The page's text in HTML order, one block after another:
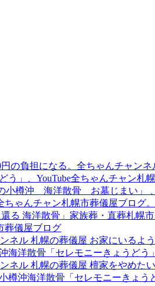
の負担になる。全ちゃんチャン
」、YouTube全ちゃんチャン札
小樽沖 海洋散骨 お墓じまい」
ゃんチャン札幌市葬儀屋ブログ。
る 海洋散骨」家族葬・直葬札
葬儀屋ブログ
ネル 札幌の葬儀屋 お家にいる
洋散骨「セレモニーきょうどう
ネル 札幌の葬儀屋 檀家をやめ
樽沖海洋散骨「セレモニーきょ